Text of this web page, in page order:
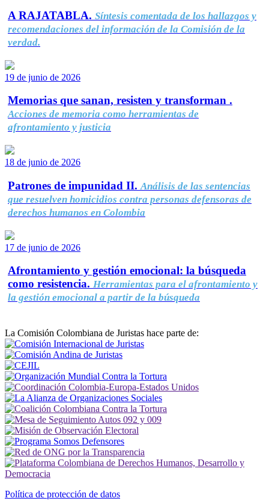
A RAJATABLA. Síntesis comentada de los hallazgos y
recomendaciones del información de la Comisión de la
verdad.
19 de junio de 2026
Memorias que sanan, resisten y transforman .
Acciones de memoria como herramientas de
afrontamiento y justicia
18 de junio de 2026
Patrones de impunidad II. Análisis de las sentencias
que resuelven homicidios contra personas defensoras de
derechos humanos en Colombia
17 de junio de 2026
Afrontamiento y gestión emocional: la búsqueda
como resistencia. Herramientas para el afrontamiento y
la gestión emocional a partir de la búsqueda
La Comisión Colombiana de Juristas hace parte de:
Política de protección de datos